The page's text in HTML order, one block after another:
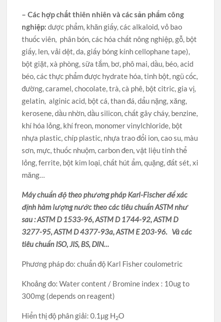
– Các hợp chất thiên nhiên và các sản phẩm công
nghiệp:dược phẩm, khăn giấy, các alkaloid, vỏ bao
thuốc viên, phân bón, các hóa chất nông nghiệp, gỗ, bột
giấy, len, vải dệt, da, giấy bóng kính cellophane tape),
bột giặt, xà phòng, sữa tắm, bơ, phô mai, dầu, béo, acid
béo, các thực phẩm được hydrate hóa, tinh bột, ngũ cốc,
đường, caramel, chocolate, trà, cà phê, bột citric, gia vị,
gelatin, alginic acid, bột cá, than đá, dẩu nặng, xăng,
kerosene, dầu nhờn, dầu silicon, chất gây cháy, benzine,
khí hóa lỏng, khí freon, monomer vinylchloride, bột
nhựa plastic, chíp plastic, nhựa trao đổi ion, cao su, màu
sơn, mực, thuốc nhuộm, carbon đen, vật liệu tinh thể
lỏng, ferrite, bột kim loại, chất hút ẩm, quặng, đất sét, xi
măng…
Máy chuẩn độ theo phương pháp Karl-Fischer để xác
định hàm lượng nước theo các tiêu chuẩn ASTM như
sau : ASTM D 1533-96, ASTM D 1744-92, ASTM D
3277-95, ASTM D 4377-93a, ASTM E 203-96. Và các
tiêu chuẩn ISO, JIS, BS, DIN…
Phương pháp đo: chuẩn độ Karl Fisher coulometric
Khoảng đo: Water content / Bromine index : 10ug to
300mg (depends on reagent)
Hiển thị độ phân giải: 0.1µg H2O